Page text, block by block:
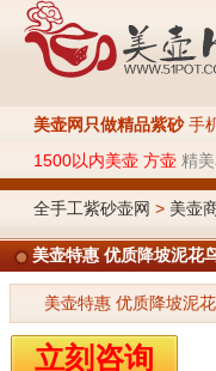
美壶网只做精品紫砂手
1500以内美壶 方壶 精
全手工紫砂壶网 > 美壶
美壶特惠 优质降坡泥花
美壶特惠 优质降坡泥
立刻咨询